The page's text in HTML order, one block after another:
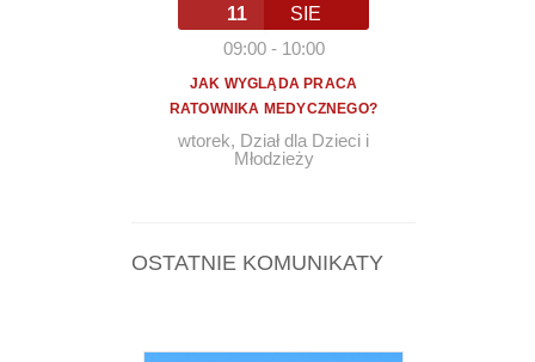
11
SIE
09:00- 10:00
JAK WYGLĄDA PRACA
RATOWNIKA MEDYCZNEGO?
wtorek, Dział dla Dzieci i
Młodzieży
OSTATNIE KOMUNIKATY